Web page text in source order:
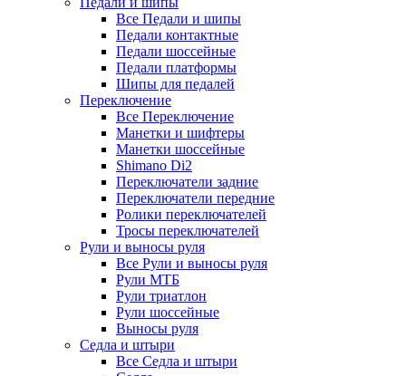
Все Педали и шипы
Педали контактные
Педали шоссейные
Педали платформы
Шипы для педалей
Переключение
Все Переключение
Манетки и шифтеры
Манетки шоссейные
Shimano Di2
Переключатели задние
Переключатели передние
Ролики переключателей
Тросы переключателей
Рули и выносы руля
Все Рули и выносы руля
Рули МТБ
Рули триатлон
Рули шоссейные
Выносы руля
Седла и штыри
Все Седла и штыри